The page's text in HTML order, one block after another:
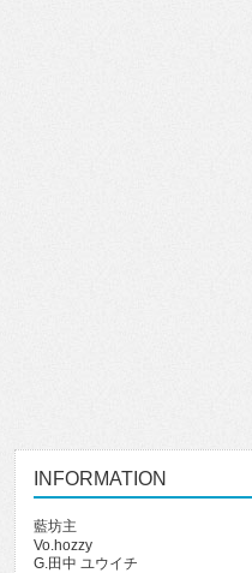
INFORMATION
藍坊主
Vo.hozzy
G.田中 ユウイチ